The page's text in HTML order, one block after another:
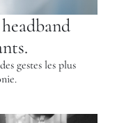
gestes les plus